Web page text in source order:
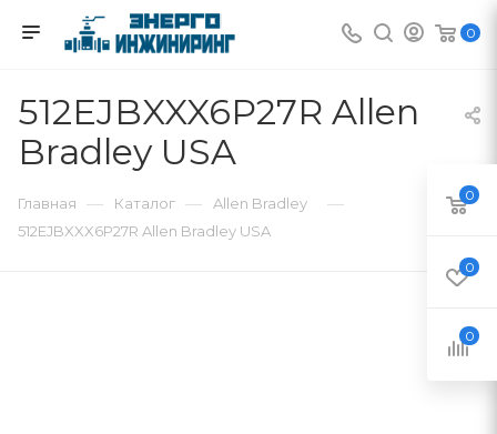
0
512EJBXXX6P27R Allen
Bradley USA
Главная — Каталог — Allen Bradley —
512EJBXXX6P27R Allen Bradley USA
0
0
0